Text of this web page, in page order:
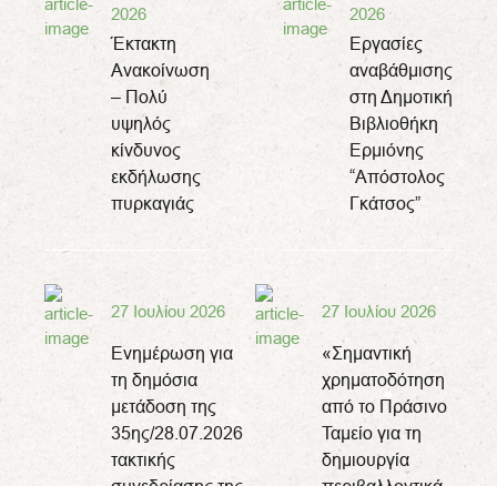
2026
Έκτακτη
Ανακοίνωση
– Πολύ
υψηλός
κίνδυνος
εκδήλωσης
πυρκαγιάς
2026
Εργασίες
αναβάθμισης
στη Δημοτική
Βιβλιοθήκη
Ερμιόνης
“Απόστολος
Γκάτσος”
27 Ιουλίου 2026
Ενημέρωση για
τη δημόσια
μετάδοση της
35ης/28.07.2026
τακτικής
27 Ιουλίου 2026
«Σημαντική
χρηματοδότηση
από το Πράσινο
Ταμείο για τη
δημιουργία